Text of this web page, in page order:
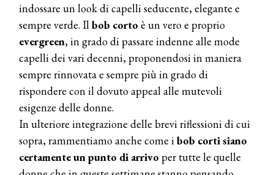
indossare un look di capelli seducente, elegante e
sempre verde. Ilbob corto è un vero e proprio
evergreen, in grado di passare indenne alle mode
capelli dei vari decenni, proponendosi in maniera
sempre rinnovata e sempre più in grado di
rispondere con il dovuto appeal alle mutevoli
esigenze delle donne.
In ulteriore integrazione delle brevi riflessioni di cui
sopra, rammentiamo anche come ibob corti siano
certamente un punto di arrivo per tutte le quelle